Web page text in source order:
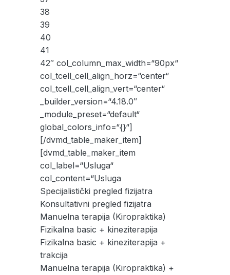
38
39
40
41
42″ col_column_max_width=“90px“
col_tcell_cell_align_horz=“center“
col_tcell_cell_align_vert=“center“
_builder_version=“4.18.0″
_module_preset=“default“
global_colors_info=“{}“]
[/dvmd_table_maker_item]
[dvmd_table_maker_item
col_label=“Usluga“
col_content=“Usluga
Specijalistički pregled fizijatra
Konsultativni pregled fizijatra
Manuelna terapija (Kiropraktika)
Fizikalna basic + kineziterapija
Fizikalna basic + kineziterapija +
trakcija
Manuelna terapija (Kiropraktika) +